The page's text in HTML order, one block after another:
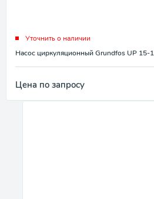
Уточнить о наличии
Насос циркуляционный Grundfos UP 15-
Цена по запросу